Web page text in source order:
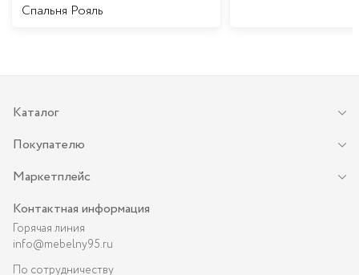
Спальня Рояль
Каталог
Покупателю
Маркетплейс
Контактная информация
Горячая линия
info@mebelny95.ru
По сотрудничеству